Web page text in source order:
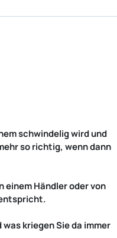
schwindelig wird und
so richtig, wenn dann
einem Händler oder von
kriegen Sie da immer